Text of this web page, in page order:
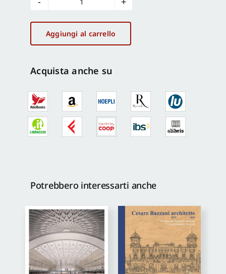
Versopescara2027
quantità
Aggiungi al carrello
Acquista anche su
Potrebbero interessarti anche